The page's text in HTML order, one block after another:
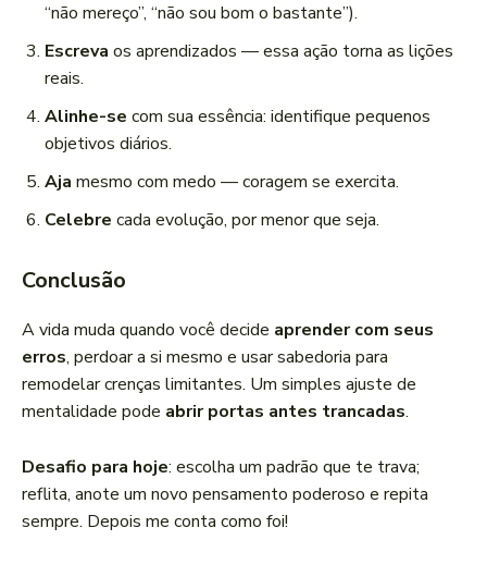
“não mereço”, “não sou bom o bastante”).
Escreva os aprendizados — essa ação torna as lições
reais.
Alinhe-se com sua essência: identifique pequenos
objetivos diários.
Aja mesmo com medo — coragem se exercita.
Celebre cada evolução, por menor que seja.
Conclusão
A vida muda quando você decide aprender com seus
erros, perdoar a si mesmo e usar sabedoria para
remodelar crenças limitantes. Um simples ajuste de
mentalidade pode abrir portas antes trancadas.
Desafio para hoje: escolha um padrão que te trava;
reflita, anote um novo pensamento poderoso e repita
sempre. Depois me conta como foi!